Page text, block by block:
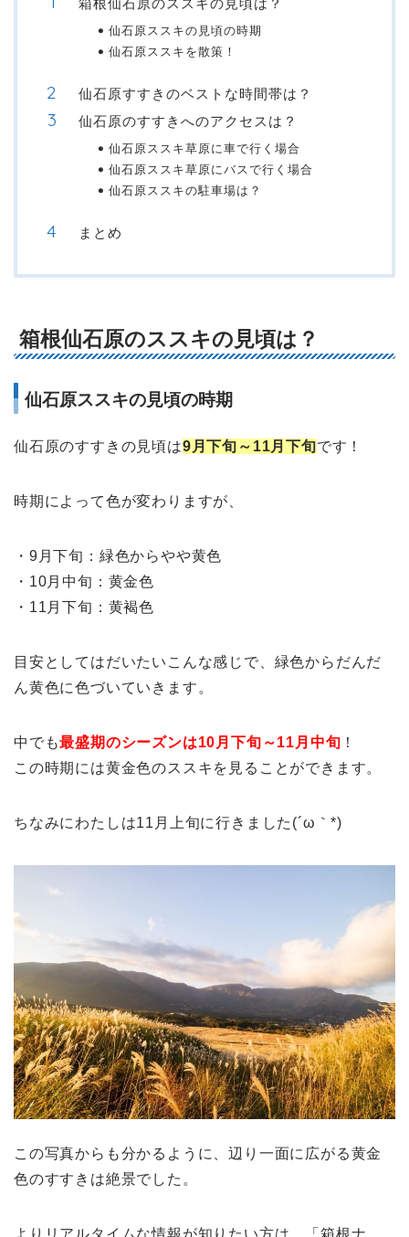
箱根仙石原のススキの見頃は？
仙石原ススキの見頃の時期
仙石原ススキを散策！
仙石原すすきのベストな時間帯は？
仙石原のすすきへのアクセスは？
仙石原ススキ草原に車で行く場合
仙石原ススキ草原にバスで行く場合
仙石原ススキの駐車場は？
まとめ
箱根仙石原のススキの見頃は？
仙石原ススキの見頃の時期
仙石原のすすきの見頃は9月下旬～11月下旬です！
時期によって色が変わりますが、
・9月下旬：緑色からやや黄色
・10月中旬：黄金色
・11月下旬：黄褐色
目安としてはだいたいこんな感じで、緑色からだんだ
ん黄色に色づいていきます。
中でも最盛期のシーズンは10月下旬～11月中旬 ！
この時期には黄金色のススキを見ることができます。
ちなみにわたしは11月上旬に行きました(´ω｀*)
この写真からも分かるように、辺り一面に広がる黄金
色のすすきは絶景でした。